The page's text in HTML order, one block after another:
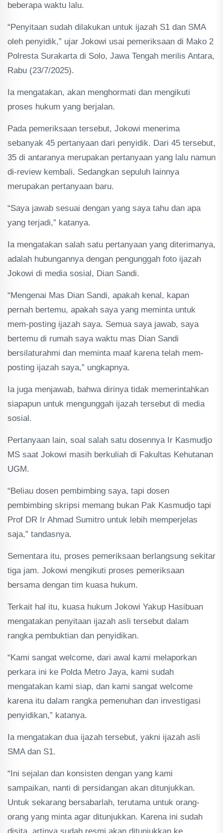
beberapa waktu lalu.
“Penyitaan sudah dilakukan untuk ijazah S1 dan SMA
oleh penyidik,” ujar Jokowi usai pemeriksaan di Mako 2
Polresta Surakarta di Solo, Jawa Tengah merilis Antara,
Rabu (23/7/2025).
Ia mengatakan, akan menghormati dan mengikuti
proses hukum yang berjalan.
Pada pemeriksaan tersebut, Jokowi menerima
sebanyak 45 pertanyaan dari penyidik. Dari 45 tersebut,
35 di antaranya merupakan pertanyaan yang lalu namun
di-review kembali. Sedangkan sepuluh lainnya
merupakan pertanyaan baru.
“Saya jawab sesuai dengan yang saya tahu dan apa
yang terjadi,” katanya.
Ia mengatakan salah satu pertanyaan yang diterimanya,
adalah hubungannya dengan pengunggah foto ijazah
Jokowi di media sosial, Dian Sandi.
“Mengenai Mas Dian Sandi, apakah kenal, kapan
pernah bertemu, apakah saya yang meminta untuk
mem-posting ijazah saya. Semua saya jawab, saya
bertemu di rumah saya waktu mas Dian Sandi
bersilaturahmi dan meminta maaf karena telah mem-
posting ijazah saya,” ungkapnya.
Ia juga menjawab, bahwa dirinya tidak memerintahkan
siapapun untuk mengunggah ijazah tersebut di media
sosial.
Pertanyaan lain, soal salah satu dosennya Ir Kasmudjo
MS saat Jokowi masih berkuliah di Fakultas Kehutanan
UGM.
“Beliau dosen pembimbing saya, tapi dosen
pembimbing skripsi memang bukan Pak Kasmudjo tapi
Prof DR Ir Ahmad Sumitro untuk lebih memperjelas
saja,” tandasnya.
Sementara itu, proses pemeriksaan berlangsung sekitar
tiga jam. Jokowi mengikuti proses pemeriksaan
bersama dengan tim kuasa hukum.
Terkait hal itu, kuasa hukum Jokowi Yakup Hasibuan
mengatakan penyitaan ijazah asli tersebut dalam
rangka pembuktian dan penyidikan.
“Kami sangat welcome, dari awal kami melaporkan
perkara ini ke Polda Metro Jaya, kami sudah
mengatakan kami siap, dan kami sangat welcome
karena itu dalam rangka pemenuhan dan investigasi
penyidikan,” katanya.
Ia mengatakan dua ijazah tersebut, yakni ijazah asli
SMA dan S1.
“Ini sejalan dan konsisten dengan yang kami
sampaikan, nanti di persidangan akan ditunjukkan.
Untuk sekarang bersabarlah, terutama untuk orang-
orang yang minta agar ditunjukkan. Karena ini sudah